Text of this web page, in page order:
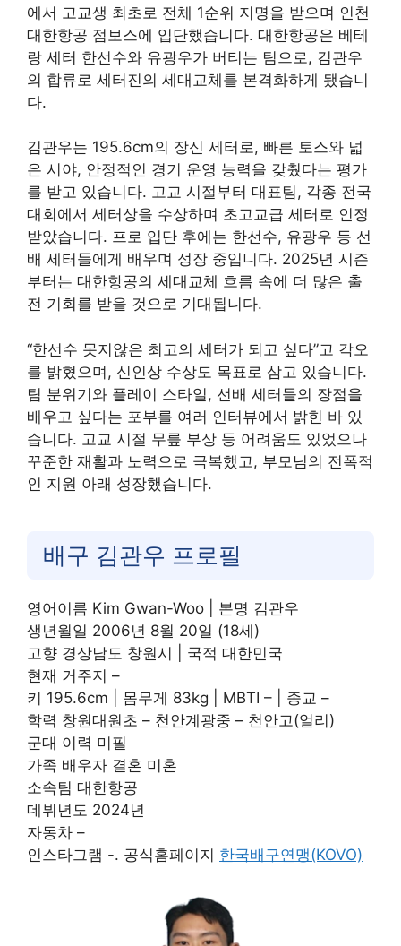
에서 고교생 최초로 전체 1순위 지명을 받으며 인천
대한항공 점보스에 입단했습니다. 대한항공은 베테
랑 세터 한선수와 유광우가 버티는 팀으로, 김관우
의 합류로 세터진의 세대교체를 본격화하게 됐습니
다.
김관우는 195.6cm의 장신 세터로, 빠른 토스와 넓
은 시야, 안정적인 경기 운영 능력을 갖췄다는 평가
를 받고 있습니다. 고교 시절부터 대표팀, 각종 전국
대회에서 세터상을 수상하며 초고교급 세터로 인정
받았습니다. 프로 입단 후에는 한선수, 유광우 등 선
배 세터들에게 배우며 성장 중입니다. 2025년 시즌
부터는 대한항공의 세대교체 흐름 속에 더 많은 출
전 기회를 받을 것으로 기대됩니다.
“한선수 못지않은 최고의 세터가 되고 싶다”고 각오
를 밝혔으며, 신인상 수상도 목표로 삼고 있습니다.
팀 분위기와 플레이 스타일, 선배 세터들의 장점을
배우고 싶다는 포부를 여러 인터뷰에서 밝힌 바 있
습니다. 고교 시절 무릎 부상 등 어려움도 있었으나
꾸준한 재활과 노력으로 극복했고, 부모님의 전폭적
인 지원 아래 성장했습니다.
배구 김관우 프로필
영어이름 Kim Gwan-Woo | 본명 김관우
생년월일 2006년 8월 20일 (18세)
고향 경상남도 창원시 | 국적 대한민국
현재 거주지 –
키 195.6cm | 몸무게 83kg | MBTI – | 종교 –
학력 창원대원초 – 천안계광중 – 천안고(얼리)
군대 이력 미필
가족 배우자 결혼 미혼
소속팀 대한항공
데뷔년도 2024년
자동차 –
인스타그램 -. 공식홈페이지 한국배구연맹(KOVO)